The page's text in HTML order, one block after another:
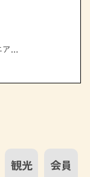
【お休みのお知らせ】テナント6店舗、エアコン取り換え工事について
観光 会員